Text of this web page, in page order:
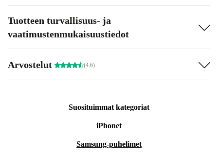
Tuotteen turvallisuus- ja
vaatimustenmukaisuustiedot
Arvostelut (4.6)
Suosituimmat kategoriat
iPhonet
Samsung-puhelimet